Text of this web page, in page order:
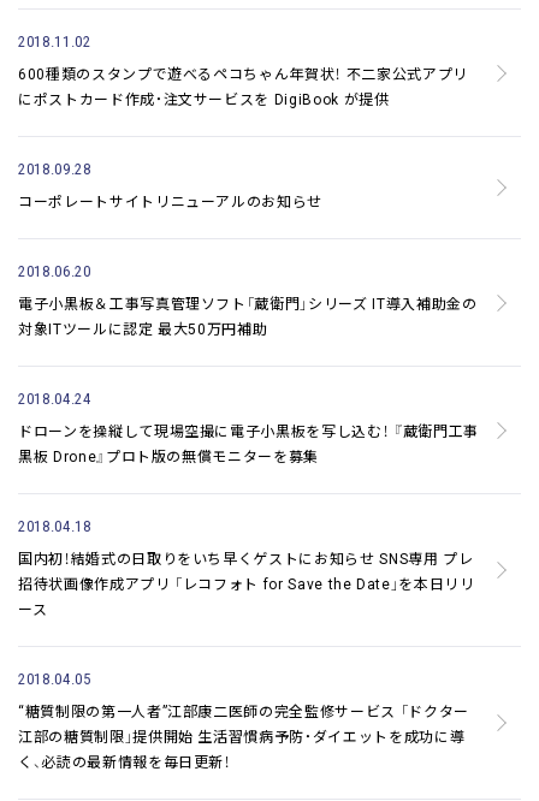
2018.11.02
600種類のスタンプで遊べるペコちゃん年賀状！ 不二家公式アプリ
にポストカード作成・注文サービスを DigiBook が提供
2018.09.28
コーポレートサイトリニューアルのお知らせ
2018.06.20
電子小黒板＆工事写真管理ソフト「蔵衛門」シリーズ IT導入補助金の
対象ITツールに認定 最大50万円補助
2018.04.24
ドローンを操縦して現場空撮に電子小黒板を写し込む！ 『蔵衛門工事
黒板 Drone』プロト版の無償モニターを募集
2018.04.18
国内初！結婚式の日取りをいち早くゲストにお知らせ SNS専用 プレ
招待状画像作成アプリ 「レコフォト for Save the Date」を本日リリ
ース
2018.04.05
“糖質制限の第一人者”江部康二医師の完全監修サービス 「ドクター
江部の糖質制限」提供開始 生活習慣病予防・ダイエットを成功に導
く、必読の最新情報を毎日更新！